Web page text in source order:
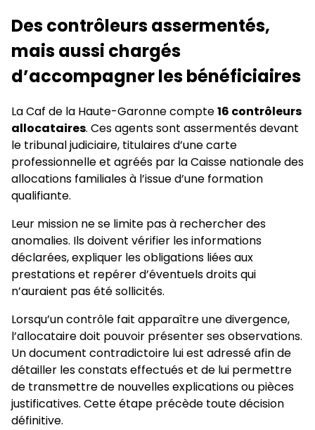
Des contrôleurs assermentés,
mais aussi chargés
d’accompagner les bénéficiaires
La Caf de la Haute-Garonne compte16 contrôleurs
allocataires. Ces agents sont assermentés devant
le tribunal judiciaire, titulaires d’une carte
professionnelle et agréés par la Caisse nationale des
allocations familiales à l’issue d’une formation
qualifiante.
Leur mission ne se limite pas à rechercher des
anomalies. Ils doivent vérifier les informations
déclarées, expliquer les obligations liées aux
prestations et repérer d’éventuels droits qui
n’auraient pas été sollicités.
Lorsqu’un contrôle fait apparaître une divergence,
l’allocataire doit pouvoir présenter ses observations.
Un document contradictoire lui est adressé afin de
détailler les constats effectués et de lui permettre
de transmettre de nouvelles explications ou pièces
justificatives. Cette étape précède toute décision
définitive.